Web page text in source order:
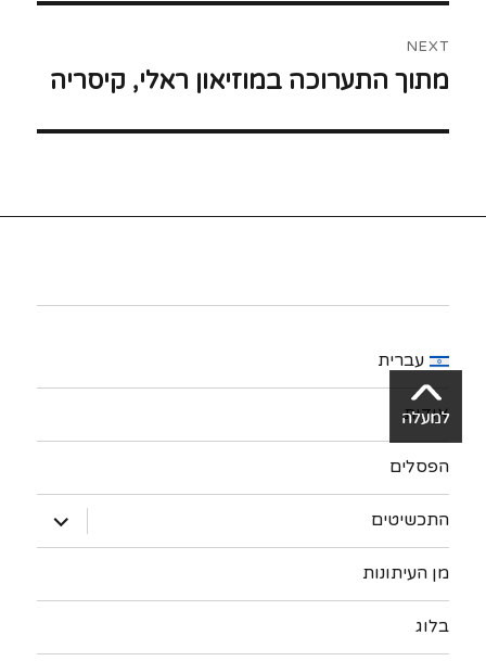
NEXT
Next
מתוך התערוכה במוזיאון ראלי, קיסריה
עברית
אודות
הפסלים
התכשיטים
expand
child
menu
מן העיתונות
בלוג